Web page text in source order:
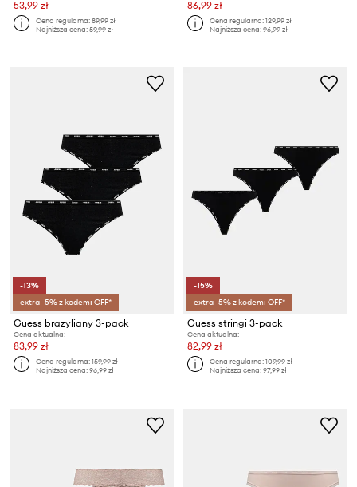
53,99 zł
Cena regularna:89,99 zł
Najniższa cena:59,99 zł
86,99 zł
Cena regularna:129,99 zł
Najniższa cena:96,99 zł
-13%
extra -5% z kodem: OFF*
Guess brazyliany 3-pack
Cena aktualna:
83,99 zł
Cena regularna:159,99 zł
Najniższa cena:96,99 zł
-15%
extra -5% z kodem: OFF*
Guess stringi 3-pack
Cena aktualna:
82,99 zł
Cena regularna:109,99 zł
Najniższa cena:97,99 zł